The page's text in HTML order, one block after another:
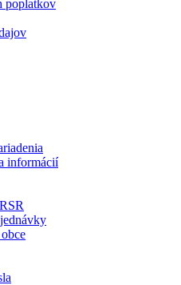
poplatkov
informácií